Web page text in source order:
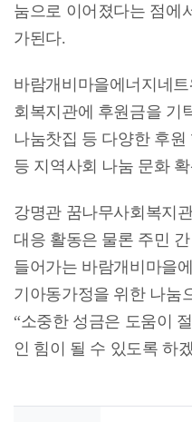
눔으로 이어졌다는 점에
가된다.
바람개비마을에너지네
회복지관에 후원금을 기
나눔찻집 등 다양한 후
등 지역사회 나눔 문화
강명관 꿈나무사회복지
대응 활동은 물론 주민
들어가는 바람개비마을
기아동가정을 위한 나눔
“소중한 성금은 도움이
인 힘이 될 수 있도록 하